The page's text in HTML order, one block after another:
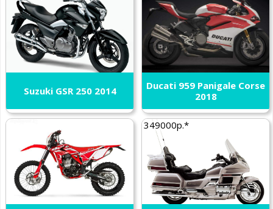
Suzuki GSR 250 2014
Ducati 959 Panigale Corse
2018
349000р.*